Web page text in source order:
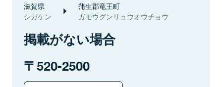
滋賀県
シガケン
蒲生郡竜王町
ガモウグンリュウオウチョウ
掲載がない場合
520-2500